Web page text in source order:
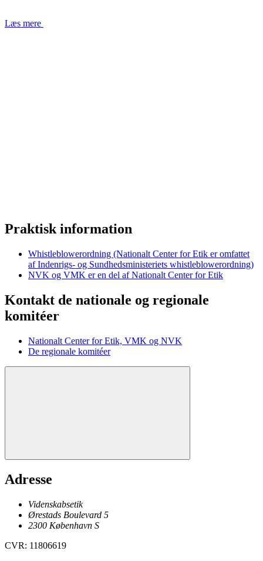
Læs mere
Praktisk information
Whistleblowerordning (Nationalt Center for Etik er omfattet
af Indenrigs- og Sundhedsministeriets whistleblowerordning)
NVK og VMK er en del af Nationalt Center for Etik
Kontakt de nationale og regionale
komitéer
Nationalt Center for Etik, VMK og NVK
De regionale komitéer
Adresse
Videnskabsetik
Ørestads Boulevard 5
2300 København S
CVR: 11806619